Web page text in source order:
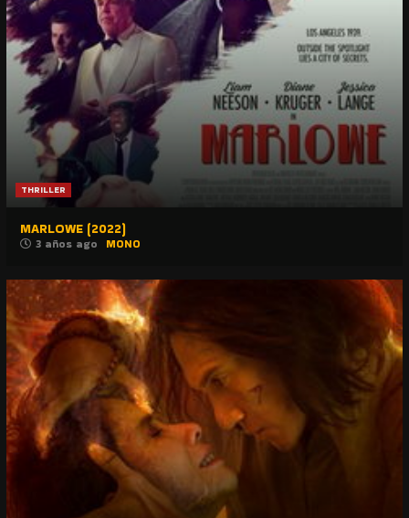
THRILLER
MARLOWE (2022)
3 años ago MONO